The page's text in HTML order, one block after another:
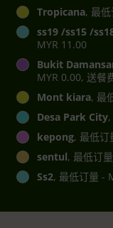
Tropicana, 最
ss19 /ss15 /
MYR 11.00
Bukit
MYR 0.00, 送餐
Mont kiara, 最
Desa Park City
kepong, 最低订
sentul, 最低订
Ss2, 最低订量 -